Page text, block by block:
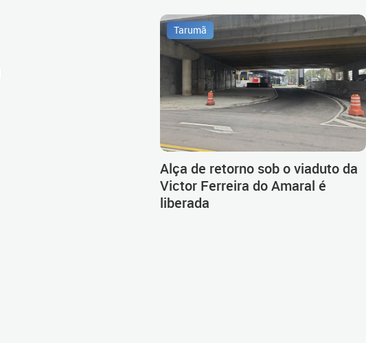
Tarumã
Alça de retorno sob o viaduto da
Victor Ferreira do Amaral é
liberada